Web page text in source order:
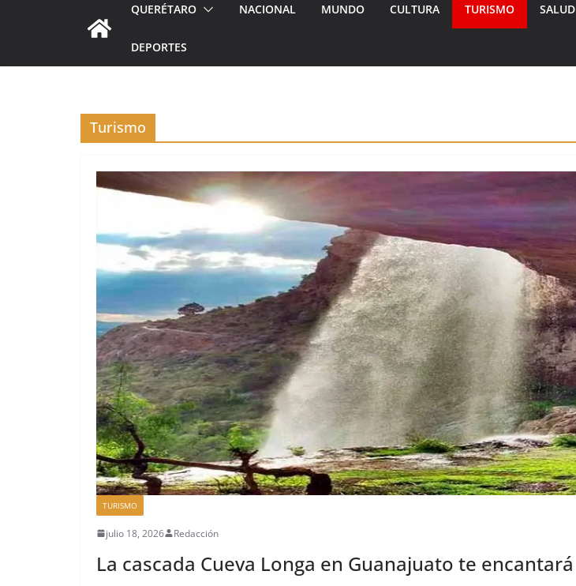
QUERÉTARO NACIONAL MUNDO CULTURA TURISMO SALUD
DEPORTES
Turismo
TURISMO
julio 18, 2026 Redacción
La cascada Cueva Longa en Guanajuato te encantará